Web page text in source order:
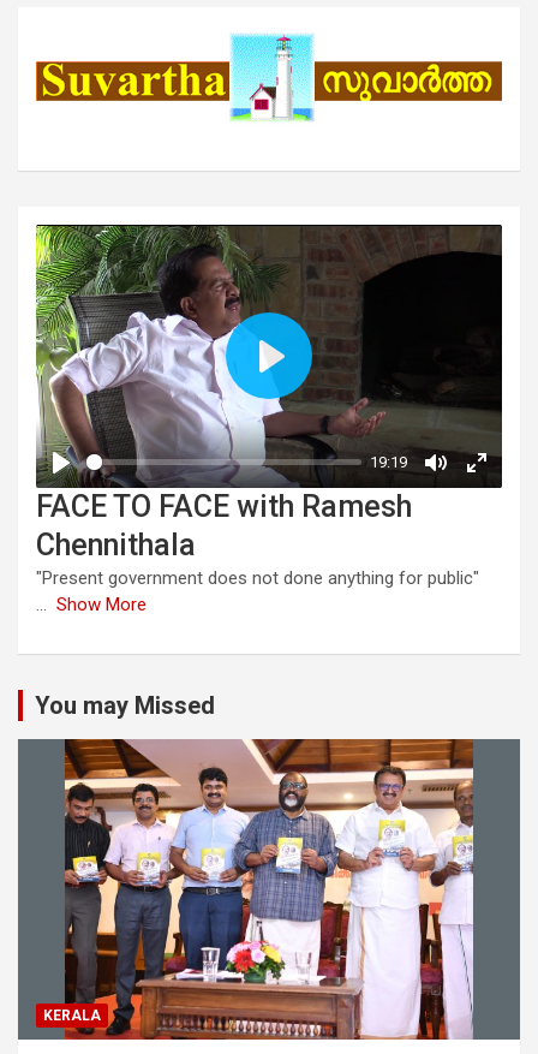
FACE TO FACE with Ramesh
Chennithala
"Present government does not done anything for public"
... Show More
You may Missed
KERALA